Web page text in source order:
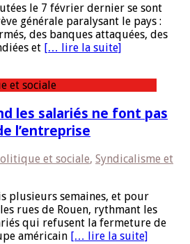
le 7 février dernier se sont
générale paralysant le pays :
des banques attaquées, des
et [… lire la suite]
et sociale
les salariés ne font pas
l’entreprise
et sociale, Syndicalisme et
plusieurs semaines, et pour
rues de Rouen, rythmant les
qui refusent la fermeture de
américain [… lire la suite]